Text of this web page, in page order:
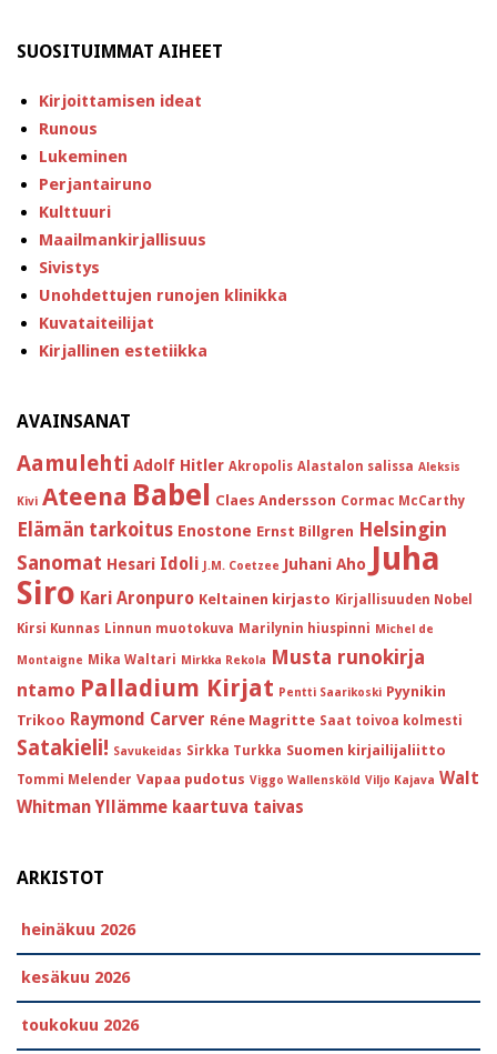
SUOSITUIMMAT AIHEET
Kirjoittamisen ideat
Runous
Lukeminen
Perjantairuno
Kulttuuri
Maailmankirjallisuus
Sivistys
Unohdettujen runojen klinikka
Kuvataiteilijat
Kirjallinen estetiikka
AVAINSANAT
Aamulehti Adolf Hitler Akropolis Alastalon salissa Aleksis
Kivi Ateena Babel Claes Andersson Cormac McCarthy
Elämän tarkoitus Enostone Ernst Billgren Helsingin
Sanomat Hesari Idoli J.M. Coetzee Juhani Aho Juha
Siro Kari Aronpuro Keltainen kirjasto Kirjallisuuden Nobel
Kirsi Kunnas Linnun muotokuva Marilynin hiuspinni Michel de
Montaigne Mika Waltari Mirkka Rekola Musta runokirja
ntamo Palladium Kirjat Pentti Saarikoski Pyynikin
Trikoo Raymond Carver Réne Magritte Saat toivoa kolmesti
Satakieli! Savukeidas Sirkka Turkka Suomen kirjailijaliitto
Tommi Melender Vapaa pudotus Viggo Wallensköld Viljo Kajava Walt
Whitman Yllämme kaartuva taivas
ARKISTOT
heinäkuu 2026
kesäkuu 2026
toukokuu 2026